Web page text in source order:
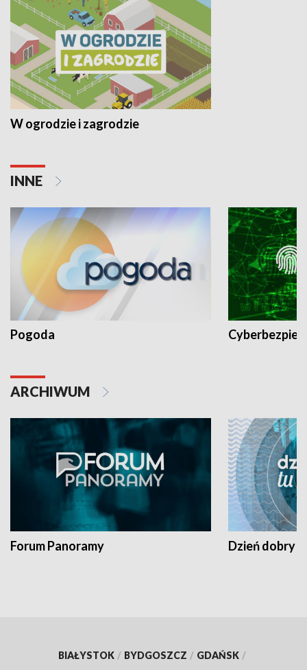
W ogrodzie i zagrodzie
INNE
Pogoda
ARCHIWUM
Forum Panoramy Dzień dobry
BIAŁYSTOK / BYDGOSZCZ / GDAŃSK /